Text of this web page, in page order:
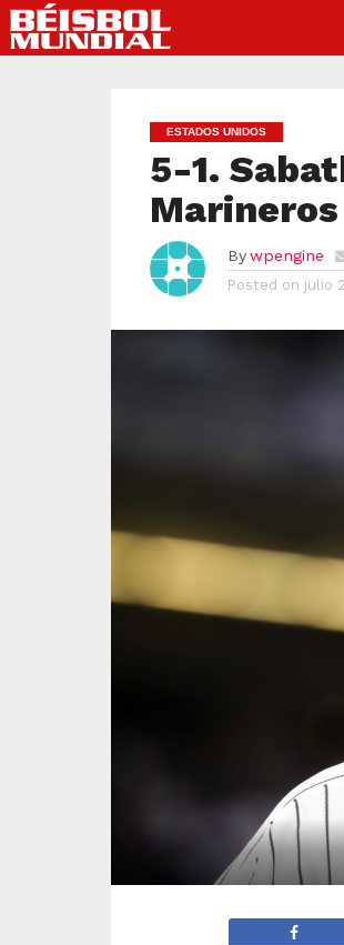
ESTADOS UNIDOS
5-1.
Marineros
By wpengine
Posted on julio